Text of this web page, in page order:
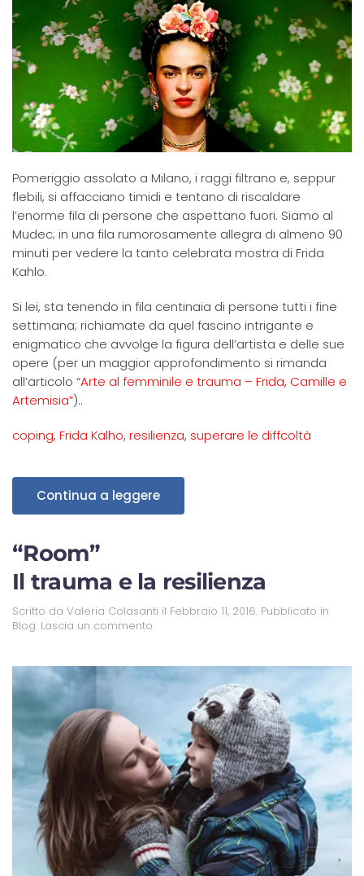
Pomeriggio assolato a Milano, i raggi filtrano e, seppur
flebili, si affacciano timidi e tentano di riscaldare
l’enorme fila di persone che aspettano fuori. Siamo al
Mudec; in una fila rumorosamente allegra di almeno 90
minuti per vedere la tanto celebrata mostra di Frida
Kahlo.
Si lei, sta tenendo in fila centinaia di persone tutti i fine
settimana; richiamate da quel fascino intrigante e
enigmatico che avvolge la figura dell’artista e delle sue
opere (per un maggior approfondimento si rimanda
all’articolo “Arte al femminile e trauma – Frida, Camille e
Artemisia”)..
coping, Frida Kalho, resilienza, superare le diffcoltà
Continua a leggere
“Room”
Il trauma e la resilienza
Scritto da Valeria Colasanti il Febbraio 11, 2016. Pubblicato in
Blog. Lascia un commento